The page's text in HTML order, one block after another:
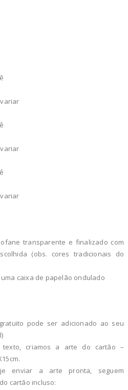
transparente e finalizado com
(obs. cores tradicionais do
caixa de papelão ondulado
pode ser adicionado ao seu
texto, criamos a arte do cartão –
enviar a arte pronta, seguem
cartão incluso: